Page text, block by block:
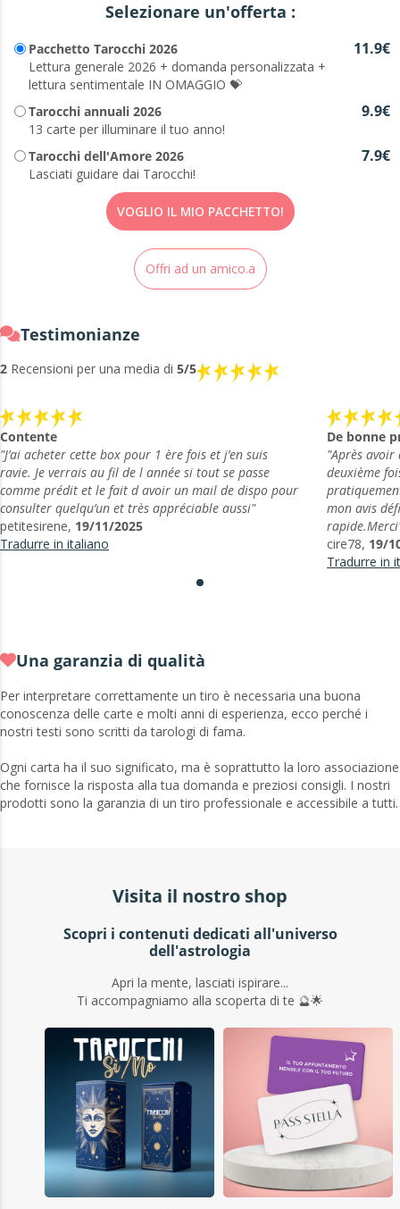
Selezionare un'offerta :
Pacchetto Tarocchi 2026
Lettura generale 2026 + domanda personalizzata +
lettura sentimentale IN OMAGGIO 💝
11.9€
Tarocchi annuali 2026
13 carte per illuminare il tuo anno!
9.9€
Tarocchi dell'Amore 2026
Lasciati guidare dai Tarocchi!
7.9€
VOGLIO IL MIO PACCHETTO!
Offri ad un amico.a
Testimonianze
2 Recensioni per una media di 5/5
Contente
"J’ai acheter cette box pour 1 ère fois et j’en suis
ravie. Je verrais au fil de l année si tout se passe
comme prédit et le fait d avoir un mail de dispo pour
consulter quelqu’un et très appréciable aussi"
petitesirene, 19/11/2025
Tradurre in italiano
De bonne
"Après
deuxième
mon avis
cire78, 19/
Tradurre in
Una garanzia di qualità
Per interpretare correttamente un tiro è necessaria una buona
conoscenza delle carte e molti anni di esperienza, ecco perché i
nostri testi sono scritti da tarologi di fama.
Ogni carta ha il suo significato, ma è soprattutto la loro associazione
che fornisce la risposta alla tua domanda e preziosi consigli. I nostri
prodotti sono la garanzia di un tiro professionale e accessibile a tutti.
Visita il nostro shop
Scopri i contenuti dedicati all'universo
dell'astrologia
Apri la mente, lasciati ispirare...
Ti accompagniamo alla scoperta di te 🔮🌟